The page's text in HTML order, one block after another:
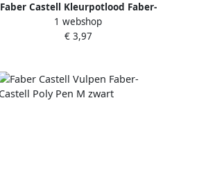
Faber Castell Kleurpotlood Faber-
Castell Dino 10 Classic Colour 3
metallic kleuren incl. stickervel
1 webshop
€ 3,97